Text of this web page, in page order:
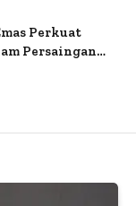
Perkuat
Persaingan